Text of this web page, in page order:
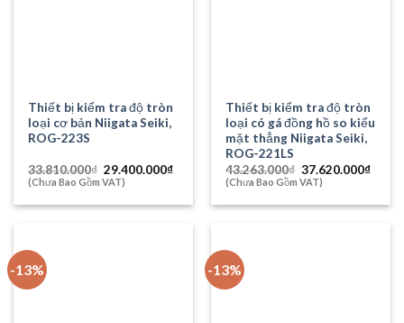
Thiết bị kiểm tra độ tròn
loại cơ bản Niigata Seiki,
ROG-223S
33.810.000₫ Giá
gốc
33.810.000₫.
29.400.000₫Giá
là:
(Chưa Bao Gồm VAT)
Thiết bị kiểm tra độ tròn
loại có gá đồng hồ so kiểu
mặt thẳng Niigata Seiki,
ROG-221LS
43.263.000₫ Giá
gốc
43.263.000₫.
37.620.000₫Giá
là:
(Chưa Bao Gồm VAT)
-13% -13%